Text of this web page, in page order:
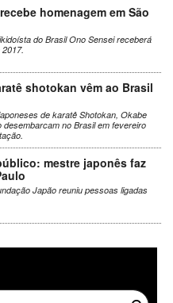
homenagem em São
do Brasil Ono Sensei receberá
shotokan vêm ao Brasil
de karatê Shotokan, Okabe
desembarcam no Brasil em fevereiro
mestre japonês faz
Japão reuniu pessoas ligadas